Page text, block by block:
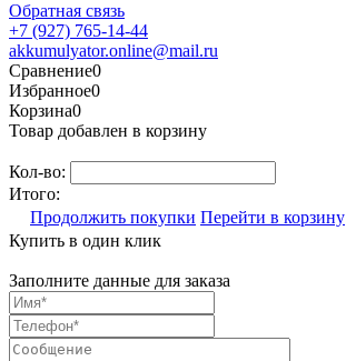
Обратная связь
+7 (927) 765-14-44
akkumulyator.online@mail.ru
Сравнение0
Избранное0
Корзина0
Товар добавлен в корзину
Кол-во:
Итого:
Продолжить покупки Перейти в корзину
Купить в один клик
Заполните данные для заказа